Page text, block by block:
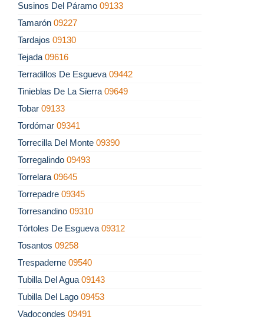
Susinos Del Páramo 09133
Tamarón 09227
Tardajos 09130
Tejada 09616
Terradillos De Esgueva 09442
Tinieblas De La Sierra 09649
Tobar 09133
Tordómar 09341
Torrecilla Del Monte 09390
Torregalindo 09493
Torrelara 09645
Torrepadre 09345
Torresandino 09310
Tórtoles De Esgueva 09312
Tosantos 09258
Trespaderne 09540
Tubilla Del Agua 09143
Tubilla Del Lago 09453
Vadocondes 09491